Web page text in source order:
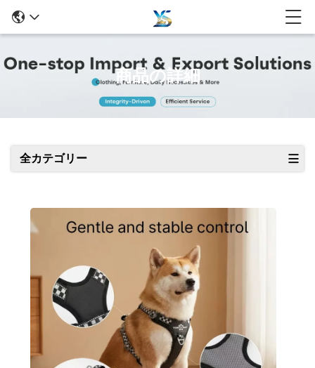
商品の詳細
全カテゴリー